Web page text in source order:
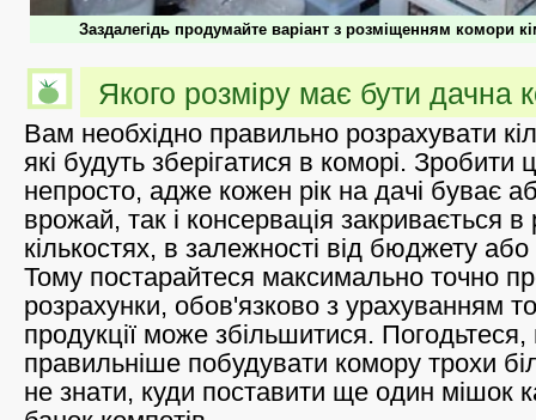
Заздалегідь продумайте варіант з розміщенням комори
Якого розміру має бути дачна
Вам необхідно правильно розрахувати
які будуть зберігатися в коморі. Зробити
непросто, адже кожен рік на дачі буває
врожай, так і консервація закривається в
кількостях, в залежності від бюджету
Тому постарайтеся максимально точно
розрахунки, обов'язково з урахуванням
продукції може збільшитися. Погодьтеся,
правильніше побудувати комору трохи
не знати, куди поставити ще один мішок